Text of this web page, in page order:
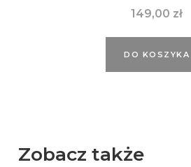
Cena
149,00 zł
DO KOSZYKA
Zobacz także